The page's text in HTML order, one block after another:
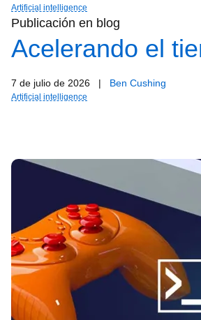
Artificial intelligence
Publicación en blog
Acelerando el
7 de julio de 2026 | Ben Cushing
Artificial intelligence